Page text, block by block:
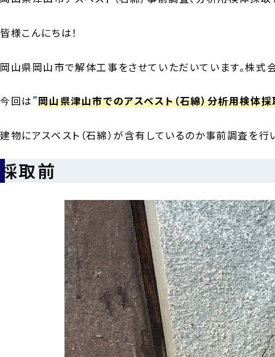
皆様こんにちは！
岡山県岡山市で解体工事をさせていただいています。株式会
今回は”岡山県津山市でのアスベスト（石綿）分析用検体
建物にアスベスト（石綿）が含有しているのか事前調査を
採取前